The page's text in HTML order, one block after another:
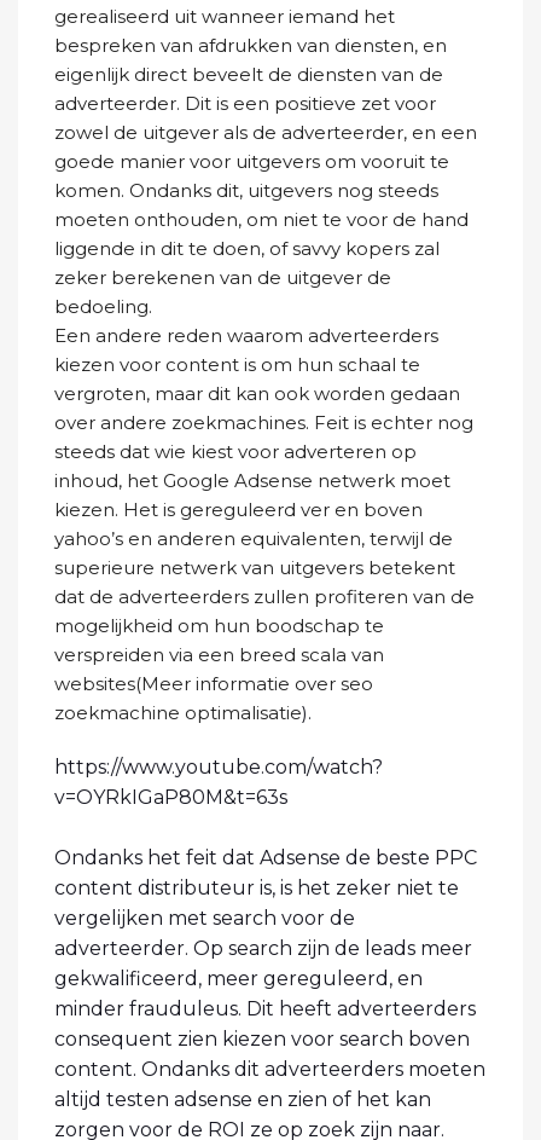
gerealiseerd uit wanneer iemand het
bespreken van afdrukken van diensten, en
eigenlijk direct beveelt de diensten van de
adverteerder. Dit is een positieve zet voor
zowel de uitgever als de adverteerder, en een
goede manier voor uitgevers om vooruit te
komen. Ondanks dit, uitgevers nog steeds
moeten onthouden, om niet te voor de hand
liggende in dit te doen, of savvy kopers zal
zeker berekenen van de uitgever de
bedoeling.
Een andere reden waarom adverteerders
kiezen voor content is om hun schaal te
vergroten, maar dit kan ook worden gedaan
over andere zoekmachines. Feit is echter nog
steeds dat wie kiest voor adverteren op
inhoud, het Google Adsense netwerk moet
kiezen. Het is gereguleerd ver en boven
yahoo’s en anderen equivalenten, terwijl de
superieure netwerk van uitgevers betekent
dat de adverteerders zullen profiteren van de
mogelijkheid om hun boodschap te
verspreiden via een breed scala van
websites(Meer informatie over seo
zoekmachine optimalisatie).
https://www.youtube.com/watch?
v=OYRkIGaP80M&t=63s
Ondanks het feit dat Adsense de beste PPC
content distributeur is, is het zeker niet te
vergelijken met search voor de
adverteerder. Op search zijn de leads meer
gekwalificeerd, meer gereguleerd, en
minder frauduleus. Dit heeft adverteerders
consequent zien kiezen voor search boven
content. Ondanks dit adverteerders moeten
altijd testen adsense en zien of het kan
zorgen voor de ROI ze op zoek zijn naar.